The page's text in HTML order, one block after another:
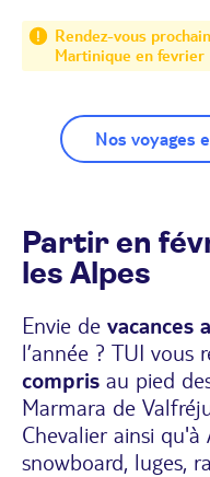
Rendez-vous
Martinique en fevrier
Nos voyages
Partir en
les Alpes
Envie de vacances
l’année ? TUI vous
compris au pied
Marmara de
Chevalier ainsi qu'à
snowboard, luges,